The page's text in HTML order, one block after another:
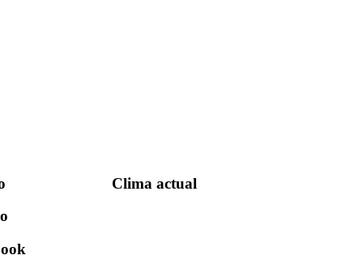
Clima actual